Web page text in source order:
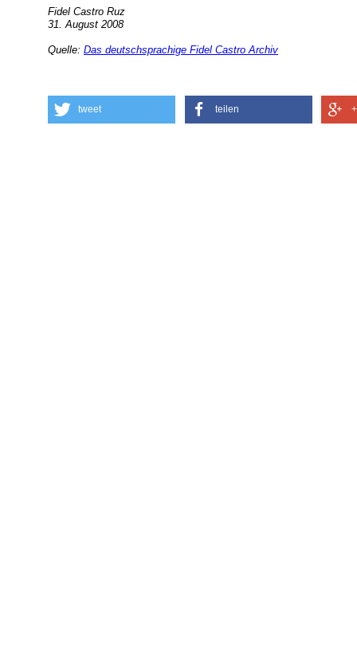
Fidel Castro Ruz
31. August 2008
Quelle: Das deutschsprachige Fidel Castro Archiv
tweet teilen